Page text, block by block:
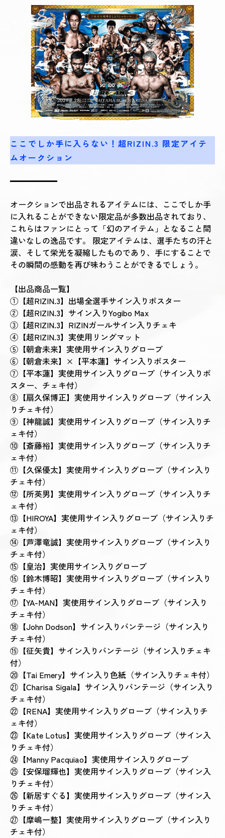
ここでしか手に入らない！超RIZIN.3 限定アイテ
ムオークション
オークションで出品されるアイテムには、ここでしか手
に入れることができない限定品が多数出品されており、
これらはファンにとって「幻のアイテム」となること間
違いなしの逸品です。 限定アイテムは、選手たちの汗と
涙、そして栄光を凝縮したものであり、手にすることで
その瞬間の感動を再び味わうことができるでしょう。
【出品商品一覧】
①【超RIZIN.3】出場全選手サイン入りポスター
②【超RIZIN.3】サイン入りYogibo Max
③【超RIZIN.3】RIZINガールサイン入りチェキ
④【超RIZIN.3】実使用リングマット
⑤【朝倉未来】実使用サイン入りグローブ
⑥【朝倉未来】×【平本蓮】サイン入りポスター
⑦【平本蓮】実使用サイン入りグローブ（サイン入りポ
スター、 チェキ付）
⑧【扇久保博正】実使用サイン入りグローブ（サイン入
りチェキ付）
⑨【神龍誠】実使用サイン入りグローブ（サイン入りチ
ェキ付）
⑩【斎藤裕】実使用サイン入りグローブ（サイン入りチ
ェキ付）
⑪【久保優太】実使用サイン入りグローブ（サイン入り
チェキ付）
⑫【所英男】実使用サイン入りグローブ（サイン入りチ
ェキ付）
⑬【HIROYA】実使用サイン入りグローブ（サイン入りチ
ェキ付）
⑭【芦澤竜誠】実使用サイン入りグローブ（サイン入り
チェキ付）
⑮【皇治】実使用サイン入りグローブ
⑯【鈴木博昭】実使用サイン入りグローブ（サイン入り
チェキ付）
⑰【YA-MAN】実使用サイン入りグローブ（サイン入り
チェキ付）
⑱【John Dodson】サイン入りバンテージ（サイン入り
チェキ付）
⑲【征矢貴】サイン入りバンテージ（サイン入りチェキ
付）
⑳【Tai Emery】 サイン入り色紙（サイン入りチェキ付）
㉑【Charisa Sigala】サイン入りバンテージ（サイン入り
チェキ付）
㉒【RENA】実使用サイン入りグローブ（サイン入りチ
ェキ付）
㉓【Kate Lotus】実使用サイン入りグローブ（サイン入
りチェキ付）
㉔【Manny Pacquiao】実使用サイン入りグローブ
㉕【安保瑠輝也】実使用サイン入りグローブ（サイン入
りチェキ付）
㉖【新居すぐる】実使用サイン入りグローブ（サイン入
りチェキ付）
㉗【摩嶋一整】実使用サイン入りグローブ（サイン入り
チェキ付）